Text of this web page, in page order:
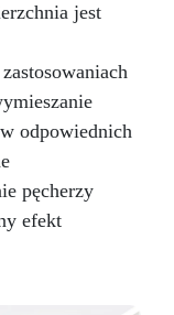
jest
odpowiednich
pęcherzy
efekt